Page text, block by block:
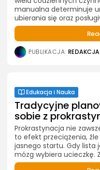
manualna determinuje
ubierania się oraz
PUBLIKACJA: REDAKCJA
Edukacja i Nauka
Tradycyjne
sobie z
Prokrastynacja nie
to efekt przeciążenia,
jasnego startu. Gdy lista
mózg wybiera ucieczkę.